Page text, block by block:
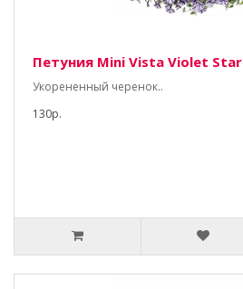
Петуния Mini Vista Violet Star
Укорененный черенок..
130р.